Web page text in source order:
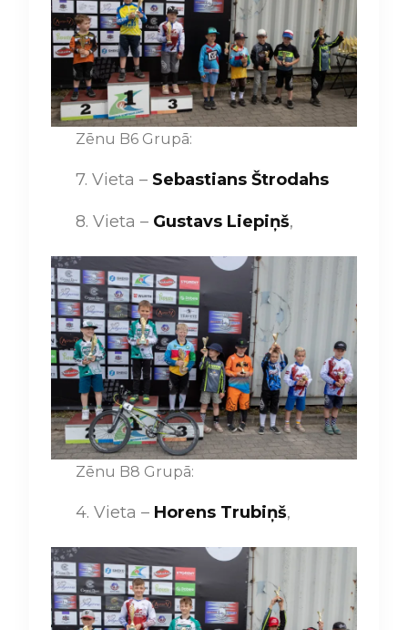
Zēnu B6 Grupā:
7. Vieta – Sebastians Štrodahs
8. Vieta – Gustavs Liepiņš,
Zēnu B8 Grupā:
4. Vieta – Horens Trubiņš,